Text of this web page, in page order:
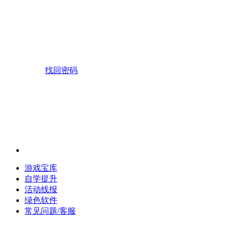
找回密码
游戏宝库
自学提升
活动线报
绿色软件
常见问题/客服